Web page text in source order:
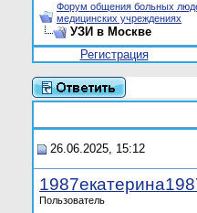
Форум общения больных
медицинских учреждениях
УЗИ в Москве
Регистрация
26.06.2025, 15:12
Пользователь